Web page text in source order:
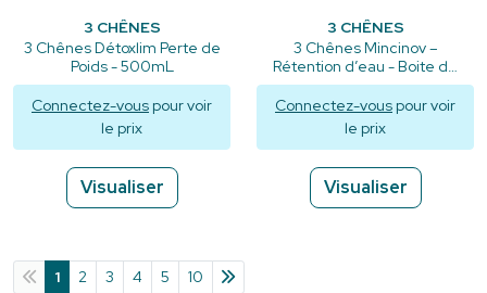
3 CHÊNES
3 Chênes Détoxlim Perte de
Poids - 500mL
Connectez-vous pour voir
le prix
Visualiser
3 CHÊNES
3 Chênes Mincinov –
Rétention d’eau - Boite de
30 comprimés
Connectez-vous pour voir
le prix
Visualiser
1 2 3 4 5 10